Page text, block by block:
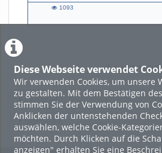
Diese Webseite verwendet
Wir verwenden Cookies, um unsere
zu gestalten. Mit dem Bestätigen
stimmen Sie der Verwendung von
Anklicken der untenstehenden
auswählen, welche Cookie-
möchten. Durch Klicken auf die
anzeigen" erhalten Sie eine
1093
LADE
Featured
Beliebtheit